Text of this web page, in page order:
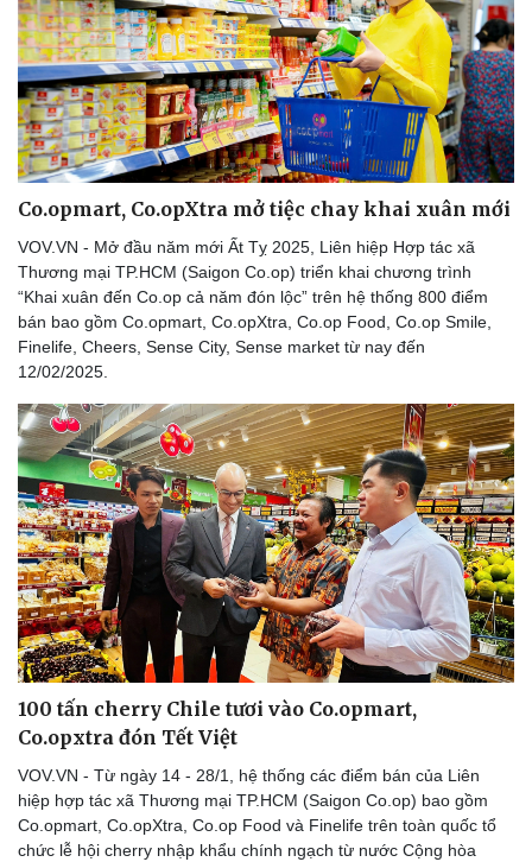
Du lịch
Tư vấn
Săn Tour
check-in
Podcast
Câu chuyện thời sự
Đọc truyện đêm khuya
Cửa sổ tình yêu
Kể chuyện cho bé
Co.opmart, Co.opXtra mở tiệc chay khai xuân mới
VOV.VN - Mở đầu năm mới Ất Tỵ 2025, Liên hiệp Hợp tác xã
Thương mại TP.HCM (Saigon Co.op) triển khai chương trình
“Khai xuân đến Co.op cả năm đón lộc” trên hệ thống 800 điểm
bán bao gồm Co.opmart, Co.opXtra, Co.op Food, Co.op Smile,
Finelife, Cheers, Sense City, Sense market từ nay đến
12/02/2025.
100 tấn cherry Chile tươi vào Co.opmart,
Co.opxtra đón Tết Việt
VOV.VN - Từ ngày 14 - 28/1, hệ thống các điểm bán của Liên
hiệp hợp tác xã Thương mại TP.HCM (Saigon Co.op) bao gồm
Co.opmart, Co.opXtra, Co.op Food và Finelife trên toàn quốc tổ
chức lễ hội cherry nhập khẩu chính ngạch từ nước Cộng hòa